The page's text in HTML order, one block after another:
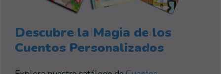
Descubre la Magia de los
Cuentos Personalizados